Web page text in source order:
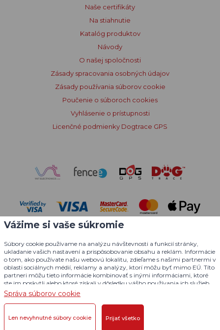
Naše certifikáty
Na stiahnutie
Katalóg produktov
Návody
O našej spoločnosti
Zásady spracovania osobných údajov
Zásady používania súborov cookie
Poučenie o súboroch cookies
Vyhlásenie o prístupnosti
Licenčné podmienky Dogtrace GPS
© 2004 - 2026 VNT electronics s.r.o., všetky práva vyhradené
Grafický dizajnKošnarDesign.cz
CZECHGROUP.cz
Vážime si vaše súkromie
Súbory cookie používame na analýzu návštevnosti a funkcií stránky,
ukladanie vašich nastavení a prispôsobovanie obsahu a reklám. Informácie
o tom, ako používate našu webovú lokalitu, zdieľame s našimi partnermi v
oblasti sociálnych médií, reklamy a analýzy, ktorí môžu byť mimo EÚ. Títo
partneri môžu tieto informácie kombinovať s inými informáciami, ktoré
ste im poskytli alebo ktoré získali v dôsledku vášho používania ich služieb.
Podrobné informácie
Správa súborov cookie
Len nevyhnutné súbory cookie Prijať všetko